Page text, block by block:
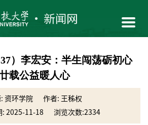
37）李宏安：半生闯荡砺初心
载公益暖人心
资环学院
作者: 王秭权
: 2025-11-18
浏览次数:2334